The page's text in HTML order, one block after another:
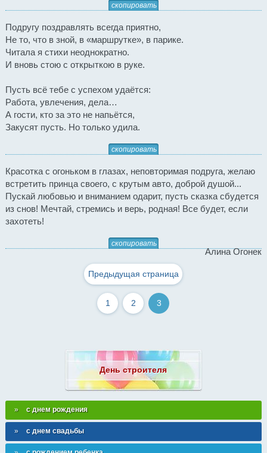
скопировать
Подругу поздравлять всегда приятно,
Не то, что в зной, в «маршрутке», в парике.
Читала я стихи неоднократно.
И вновь стою с открыткою в руке.
Пусть всё тебе с успехом удаётся:
Работа, увлечения, дела…
А гости, кто за это не напьётся,
Закусят пусть. Но только удила.
скопировать
Красотка с огоньком в глазах, неповторимая подруга, желаю
встретить принца своего, с крутым авто, доброй душой...
Пускай любовью и вниманием одарит, пусть сказка сбудется
из снов! Мечтай, стремись и верь, родная! Все будет, если
захотеть!
скопировать
Алина Огонек
Предыдущая страница
1 2 3
День строителя
с днем рождения
с днем свадьбы